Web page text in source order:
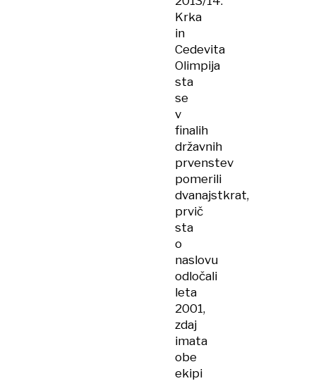
Krka
in
Cedevita
Olimpija
sta
se
v
finalih
državnih
prvenstev
pomerili
dvanajstkrat,
prvič
sta
o
naslovu
odločali
leta
2001,
zdaj
imata
obe
ekipi